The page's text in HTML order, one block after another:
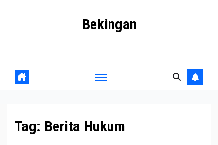
Bekingan
Tag: Berita Hukum